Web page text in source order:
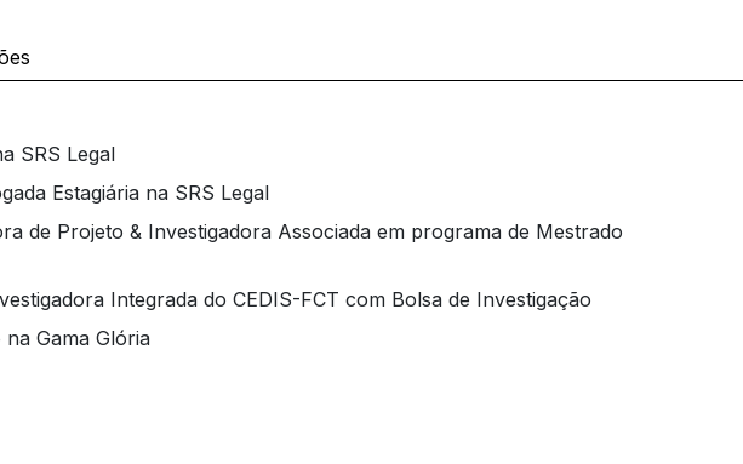
SRS Legal
Estagiária na SRS Legal
de Projeto & Investigadora Associada em programa de Mestrado
Integrada do CEDIS-FCT com Bolsa de Investigação
Gama Glória